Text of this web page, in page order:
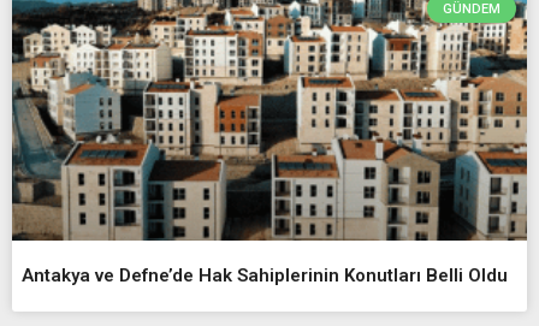
GÜNDEM
Antakya ve Defne’de Hak Sahiplerinin Konutları Belli Oldu